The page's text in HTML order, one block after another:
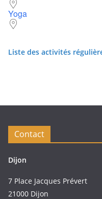
Yoga
Liste des activités
Contact
Dijon
7 Place Jacques Prévert
21000 Dijon